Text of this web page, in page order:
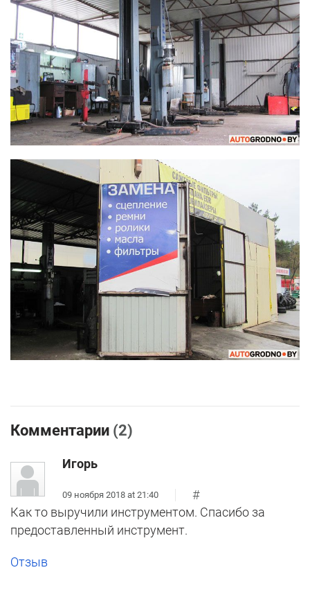
Комментарии (2)
Игорь
09 ноября 2018 at 21:40
#
Как то выручили инструментом. Спасибо за
предоставленный инструмент.
Отзыв